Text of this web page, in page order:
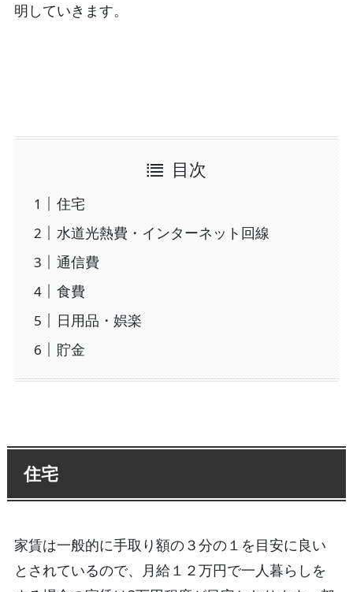
明していきます。
目次
住宅
水道光熱費・インターネット回線
通信費
食費
日用品・娯楽
貯金
住宅
家賃は一般的に手取り額の３分の１を目安に良い
とされているので、月給１２万円で一人暮らしを